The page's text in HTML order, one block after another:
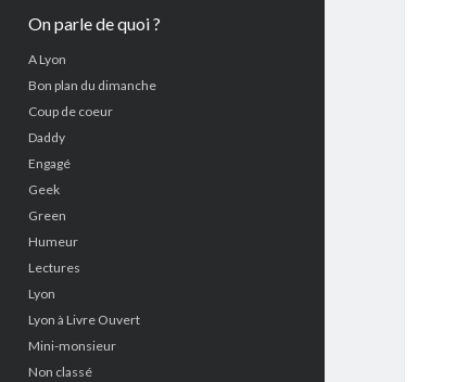
On parle de quoi ?
A Lyon
Bon plan du dimanche
Coup de coeur
Daddy
Engagé
Geek
Green
Humeur
Lectures
Lyon
Lyon à Livre Ouvert
Mini-monsieur
Non classé